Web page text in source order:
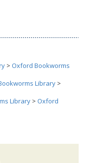
> Oxford Bookworms
Library >
Library > Oxford